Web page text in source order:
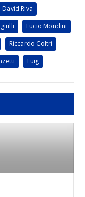
David Riva
Lucio Mondini
Riccardo Coltri
Luig